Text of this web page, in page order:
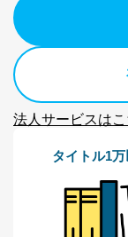
個人情報
当社の従業
パートナー
企業）から
定期購読サ
個人情報
法人サービスはこ
タイトル1万